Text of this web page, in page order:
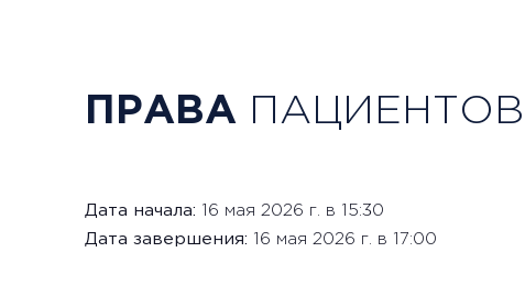
ПРАВА
Дата начала: 16 мая 2026 г. в 15:30
Дата завершения: 16 мая 2026 г. в 17:00